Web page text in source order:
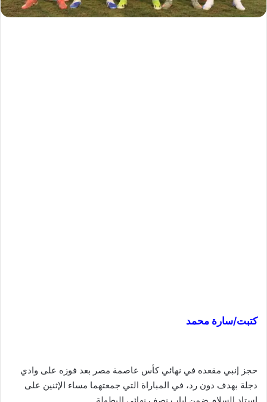
كتبت/سارة محمد
حجز إنبي مقعده في نهائي كأس عاصمة مصر بعد فوزه على وادي
دجلة بهدف دون رد، في المباراة التي جمعتهما مساء الإثنين على